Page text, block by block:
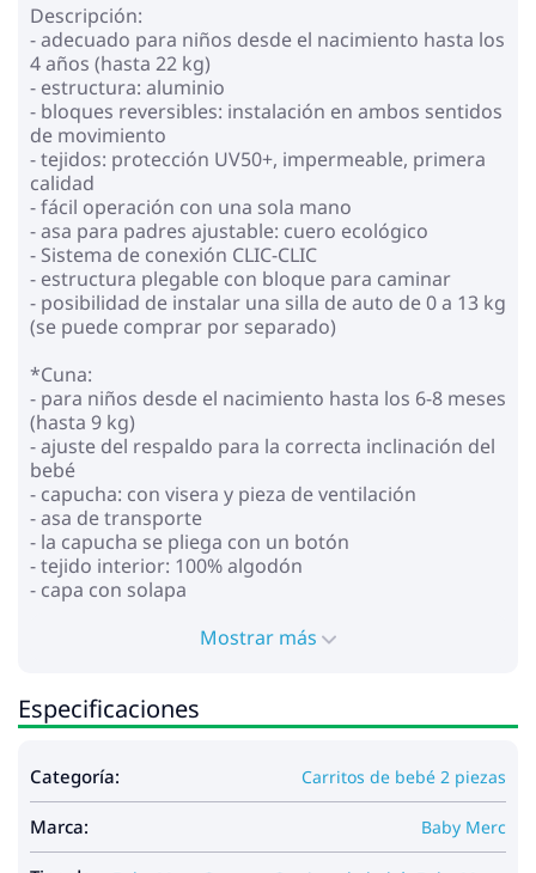
Descripción:
- adecuado para niños desde el nacimiento hasta los
4 años (hasta 22 kg)
- estructura: aluminio
- bloques reversibles: instalación en ambos sentidos
de movimiento
- tejidos: protección UV50+, impermeable, primera
calidad
- fácil operación con una sola mano
- asa para padres ajustable: cuero ecológico
- Sistema de conexión CLIC-CLIC
- estructura plegable con bloque para caminar
- posibilidad de instalar una silla de auto de 0 a 13 kg
(se puede comprar por separado)
*Cuna:
- para niños desde el nacimiento hasta los 6-8 meses
(hasta 9 kg)
- ajuste del respaldo para la correcta inclinación del
bebé
- capucha: con visera y pieza de ventilación
- asa de transporte
- la capucha se pliega con un botón
- tejido interior: 100% algodón
- capa con solapa
- ventilación adicional en la parte inferior
- para niños desde el nacimiento hasta ~3-4 años
(hasta 22 kg)
- respaldo regulable en posición horizontal
- reposapiés ajustable
- asa para padres regulable en altura (cuero
ecológico)
Mostrar más
Especificaciones
Categoría: Carritos de bebé 2 piezas
Marca: Baby Merc